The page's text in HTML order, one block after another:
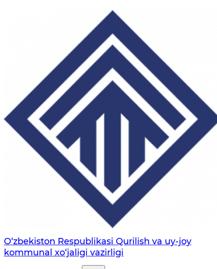
O‘zbekiston Respublikasi Qurilish va uy-joy
kommunal xo‘jaligi vazirligi